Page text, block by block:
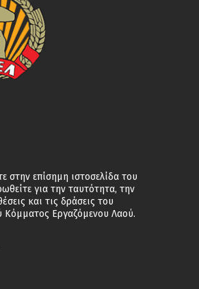
στην επίσημη ιστοσελίδα του
για την ταυτότητα, την
και τις δράσεις του
Κόμματος Εργαζόμενου Λαού.